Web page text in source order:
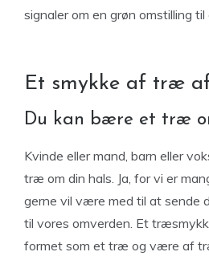
signaler om en grøn omstilling til
Et smykke af træ
Du kan bære et træ
Kvinde eller mand, barn eller
træ om din hals. Ja, for vi er
gerne vil være med til at sende
til vores omverden. Et
formet som et træ og være af